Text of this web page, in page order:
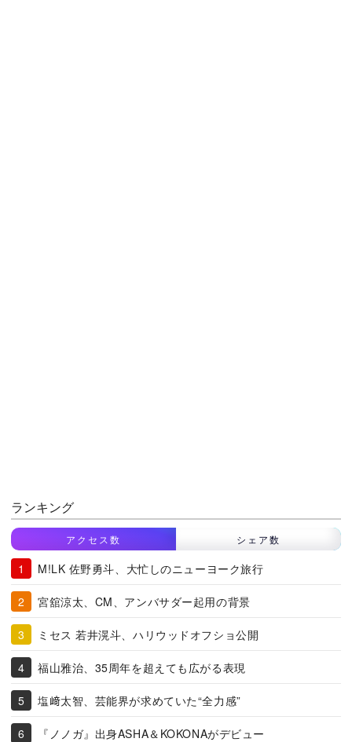
ランキング
アクセス数 シェア数
M!LK 佐野勇斗、大忙しのニューヨーク旅行
宮舘涼太、CM、アンバサダー起用の背景
ミセス 若井滉斗、ハリウッドオフショ公開
福山雅治、35周年を超えても広がる表現
塩﨑太智、芸能界が求めていた“全力感”
『ノノガ』出身ASHA＆KOKONAがデビュー